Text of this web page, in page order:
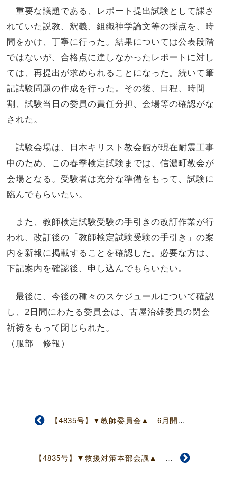
重要な議題である、レポート提出試験として課さ
れていた説教、釈義、組織神学論文等の採点を、時
間をかけ、丁寧に行った。結果については公表段階
ではないが、合格点に達しなかったレポートに対し
ては、再提出が求められることになった。続いて筆
記試験問題の作成を行った。その後、日程、時間
割、試験当日の委員の責任分担、会場等の確認がな
された。
試験会場は、日本キリスト教会館が現在耐震工事
中のため、この春季検定試験までは、信濃町教会が
会場となる。受験者は充分な準備をもって、試験に
臨んでもらいたい。
また、教師検定試験受験の手引きの改訂作業が行
われ、改訂後の「教師検定試験受験の手引き」の案
内を新報に掲載することを確認した。必要な方は、
下記案内を確認後、申し込んでもらいたい。
最後に、今後の種々のスケジュールについて確認
し、2日間にわたる委員会は、古屋治雄委員の閉会
祈祷をもって閉じられた。
（服部 修報）
【4835号】▼教師委員会▲ 6月開催、新任教師オリエンテーションを準備
【4835号】▼救援対策本部会議▲ 被災教会支援コンサート計画を承認